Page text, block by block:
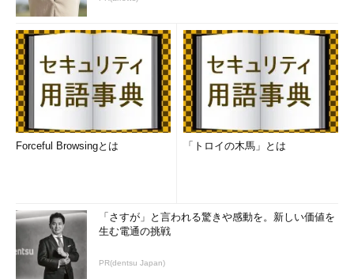
Forceful Browsingとは 「トロイの木馬」とは
「さすが」と言われる驚きや感動を。新しい価値を
生む電通の挑戦
PR(dentsu Japan)